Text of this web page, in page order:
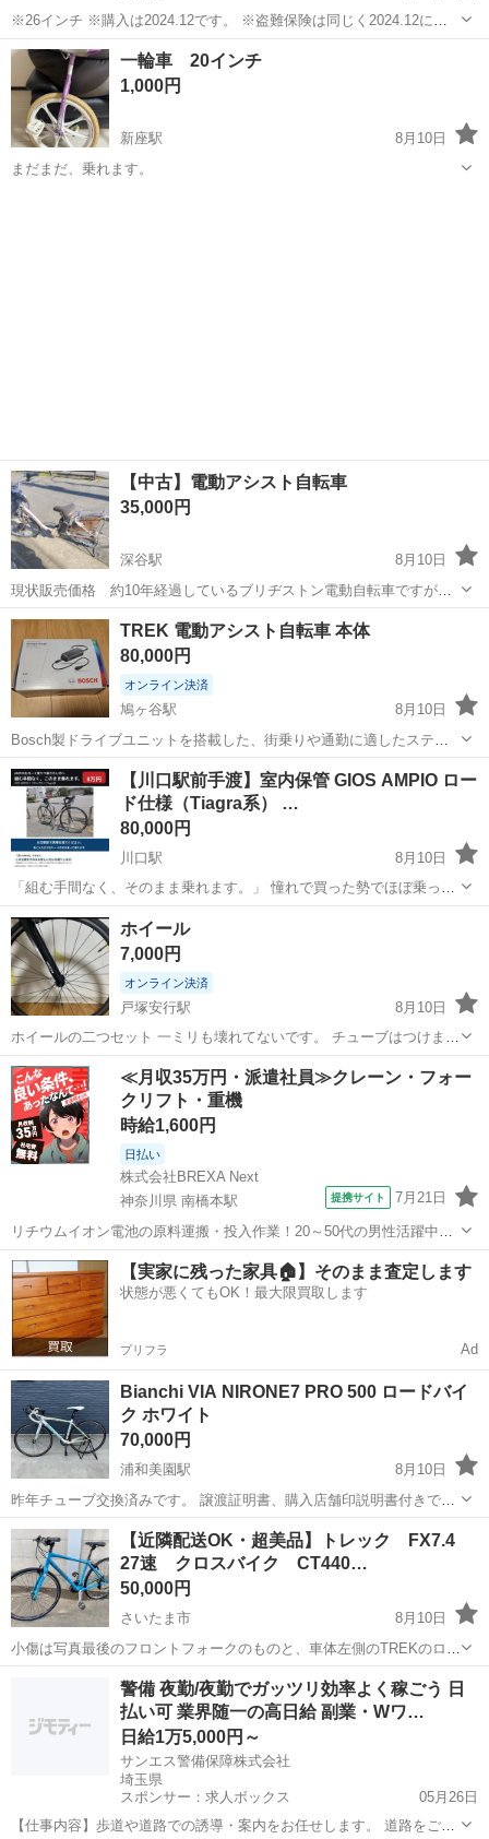
※26インチ ※購入は2024.12です。 ※盗難保険は同じく2024.12に加
入しています。 期間は8年なので、残り約6年です。 ※充電器は問題な
しです。 ※充電池もそれなりです。 買って乗って2年弱くらいで...
埼玉 蓮田市 蓮田駅 電動アシスト自転車
一輪車 20インチ
1,000円
新座駅
8月10日
まだまだ、乗れます。
【中古】電動アシスト自転車
35,000円
深谷駅
8月10日
現状販売価格 約10年経過しているブリヂストン電動自転車ですがま
だ使用できます 後ろタイヤすり減り多め 持ち帰り価格 配送希望の場
合距離によって＋で配送致します メーカー ブリヂストン 大きさ 24
インチ カギ キー３本...
埼玉 深谷市 深谷駅 電動アシスト自転車
TREK 電動アシスト自転車 本体
80,000円
オンライン決済
鳩ヶ谷駅
8月10日
Bosch製ドライブユニットを搭載した、街乗りや通勤に適したステッ
プスルーフレームの電動アシスト自転車です。 - ブランド: TREK - ド
ライブユニット: Bosch - タイヤブランド: Bontrager - フレ...
埼玉 川口市 鳩ヶ谷駅 電動アシスト自転車
【川口駅前手渡】室内保管 GIOS AMPIO ロー
ド仕様（Tiagra系） …
80,000円
川口駅
8月10日
「組む手間なく、そのまま乗れます。」 憧れで買った勢でほぼ乗って
ないです。。。 当方178 cm程度ですのでその辺りの身長の方にフィッ
トするかと。 コーダブルームさんで組んで頂いた車両です。 ​「クロモ
リフレーム...
埼玉 川口市 川口駅
ホイール
7,000円
オンライン決済
戸塚安行駅
8月10日
ホイールの二つセット 一ミリも壊れてないです。 チューブはつけま
す。 スプロケもつけます。 700ccです 8月10日12時くらいまでに受け
取ってくれたら1000円引きします。現金でもどっちでもいけます 早め
にお願いいたします。
埼玉 川口市 戸塚安行駅 自転車 ホイール
≪月収35万円・派遣社員≫クレーン・フォー
クリフト・重機
時給1,600円
日払い
株式会社BREXA Next
神奈川県 南橋本駅
提携サイト 7月21日
リチウムイオン電池の原料運搬・投入作業！20～50代の男性活躍中★
ワンルーム寮完備！赴任旅費会社負担！年間休日130日★フォークリフ
ト免許お持ちの方、活躍中！就業先食堂利用可★《神奈川県相模原
市》 人気の工場のお仕事 ◇電...
神奈川 相模原市 南橋本駅 その他
【実家に残った家具🏠】そのまま査定します
状態が悪くてもOK！最大限買取します
プリフラ Ad
Bianchi VIA NIRONE7 PRO 500 ロードバイ
ク ホワイト
70,000円
浦和美園駅
8月10日
昨年チューブ交換済みです。 譲渡証明書、購入店舗印説明書付きで
す。 - ブランド: Bianchi - モデル名: VIA NIRONE7 PRO - カラー: ホ
ワイト - サイズ:500
埼玉 さいたま市 浦和美園駅 ロードバイク
【近隣配送OK・超美品】トレック FX7.4
27速 クロスバイク CT440…
50,000円
さいたま市
8月10日
小傷は写真最後のフロントフォークのものと、車体左側のTREKのロゴ
のEの真ん中にあるわずかなものだけで、それ以外は新古品に近いくら
いサビも不具合も一切無い相当綺麗な美品です！ スプロケット、左
右グリップ、前後タイヤ、前後...
さいたま市 クロスバイク トレック
警備 夜勤/夜勤でガッツリ効率よく稼ごう 日
払い可 業界随一の高日給 副業・Wワ…
日給1万5,000円～
サンエス警備保障株式会社
埼玉県
スポンサー：求人ボックス
05月26日
【仕事内容】歩道や道路での誘導・案内をお任せします。 道路をご利